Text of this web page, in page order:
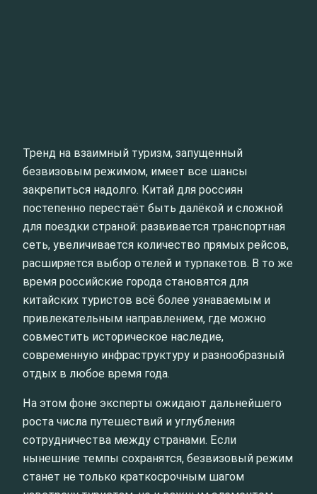
Тренд на взаимный туризм, запущенный
безвизовым режимом, имеет все шансы
закрепиться надолго. Китай для россиян
постепенно перестаёт быть далёкой и сложной
для поездки страной: развивается транспортная
сеть, увеличивается количество прямых рейсов,
расширяется выбор отелей и турпакетов. В то же
время российские города становятся для
китайских туристов всё более узнаваемым и
привлекательным направлением, где можно
совместить историческое наследие,
современную инфраструктуру и разнообразный
отдых в любое время года.
На этом фоне эксперты ожидают дальнейшего
роста числа путешествий и углубления
сотрудничества между странами. Если
нынешние темпы сохранятся, безвизовый режим
станет не только краткосрочным шагом